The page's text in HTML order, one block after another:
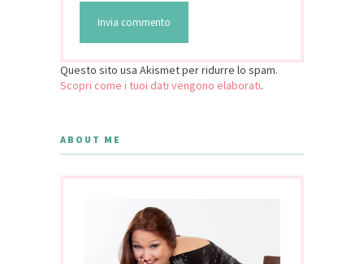
Questo sito usa Akismet per ridurre lo spam.
Scopri come i tuoi dati vengono elaborati.
ABOUT ME